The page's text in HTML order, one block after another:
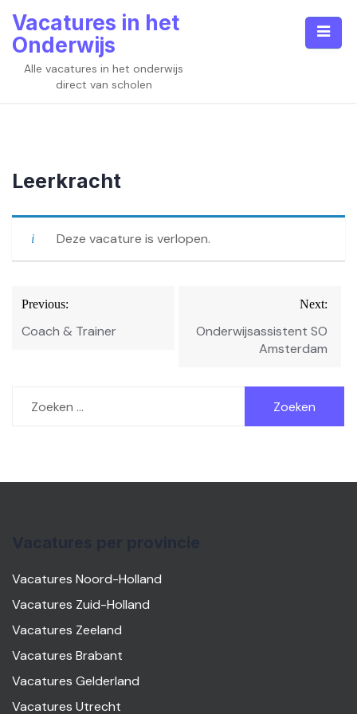
content
Vacatures in het
Onderwijs
Alle vacatures in het onderwijs
direct van scholen
Leerkracht
Deze vacature is verlopen.
Bericht
navigatie
Previous:
Coach & Trainer
Next:
Onderwijsassistent SO
Amsterdam
naar:
Vacatures Noord-Holland
Vacatures Zuid-Holland
Vacatures Zeeland
Vacatures Brabant
Vacatures Gelderland
Vacatures Utrecht